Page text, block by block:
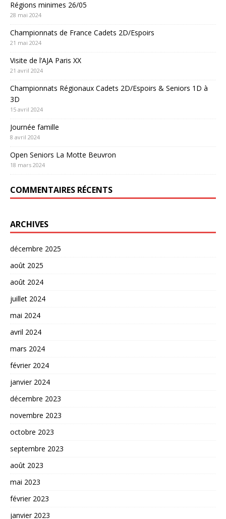
Régions minimes 26/05
28 mai 2024
Championnats de France Cadets 2D/Espoirs
21 mai 2024
Visite de l’AJA Paris XX
21 avril 2024
Championnats Régionaux Cadets 2D/Espoirs & Seniors 1D à
3D
15 avril 2024
Journée famille
8 avril 2024
Open Seniors La Motte Beuvron
18 mars 2024
COMMENTAIRES RÉCENTS
ARCHIVES
décembre 2025
août 2025
août 2024
juillet 2024
mai 2024
avril 2024
mars 2024
février 2024
janvier 2024
décembre 2023
novembre 2023
octobre 2023
septembre 2023
août 2023
mai 2023
février 2023
janvier 2023